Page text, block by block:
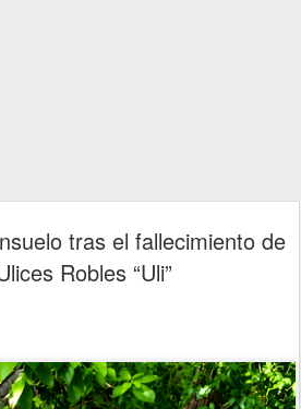
tras el fallecimiento de
Robles “Uli”